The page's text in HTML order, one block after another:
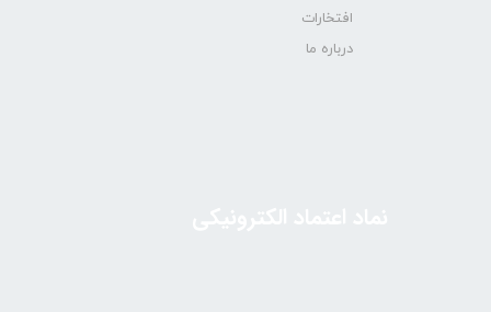
افتخارات
درباره ما